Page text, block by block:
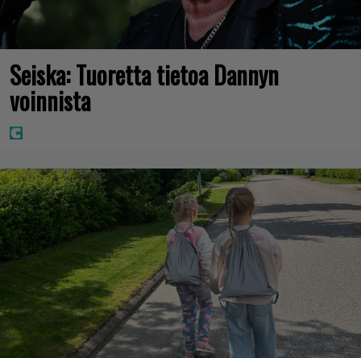
Seiska: Tuoretta tietoa Dannyn
voinnista